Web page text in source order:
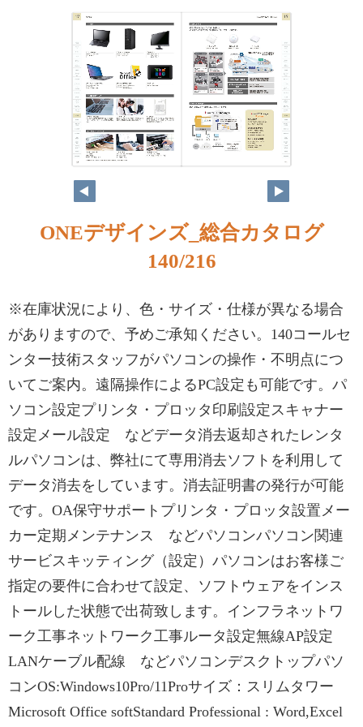
ONEデザインズ_総合カタログ
140/216
※在庫状況により、色・サイズ・仕様が異なる場合
がありますので、予めご承知ください。140コールセ
ンター技術スタッフがパソコンの操作・不明点につ
いてご案内。遠隔操作によるPC設定も可能です。パ
ソコン設定プリンタ・プロッタ印刷設定スキャナー
設定メール設定 などデータ消去返却されたレンタ
ルパソコンは、弊社にて専用消去ソフトを利用して
データ消去をしています。消去証明書の発行が可能
です。OA保守サポートプリンタ・プロッタ設置メー
カー定期メンテナンス などパソコンパソコン関連
サービスキッティング（設定）パソコンはお客様ご
指定の要件に合わせて設定、ソフトウェアをインス
トールした状態で出荷致します。インフラネットワ
ーク工事ネットワーク工事ルータ設定無線AP設定
LANケーブル配線 などパソコンデスクトップパソ
コンOS:Windows10Pro/11Proサイズ：スリムタワー
Microsoft Office softStandard Professional : Word,Excel